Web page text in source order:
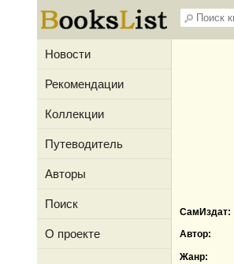
Новости
Рекомендации
Коллекции
Путеводитель
Авторы
Поиск
О проекте
СамИздат:
Автор:
Жанр: